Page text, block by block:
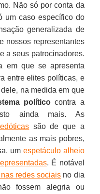
Não só por conta da
um caso específico do
generalizada de
nossos representantes
a seus patrocinadores.
em que se apresenta
entre elites políticas, e
na medida em que
políticocontra a
isto ainda mais. As
são de que a
as mais pobres,
um espetáculo alheio
. É notável
redes sociais no dia
fossem alegria ou